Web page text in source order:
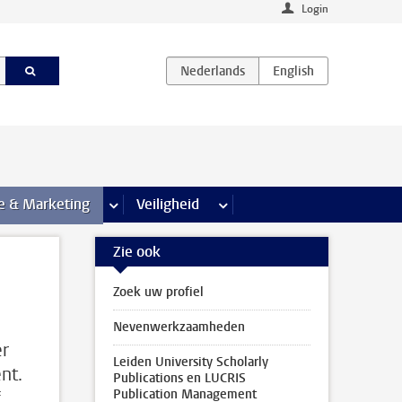
Login
& Marketing meer Communicatie & Marketing pagina’s
Veiligheid meer Veiligheid pagina’s
Zie ook
Zoek uw profiel
Nevenwerkzaamheden
Leiden University Scholarly
Publications en LUCRIS
Publication Management